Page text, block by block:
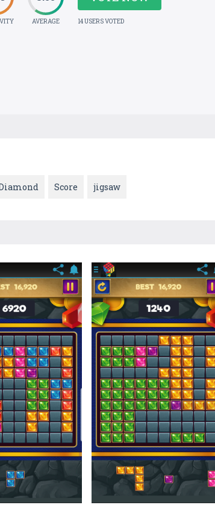
AVERAGE 14 USERS VOTED
Score jigsaw